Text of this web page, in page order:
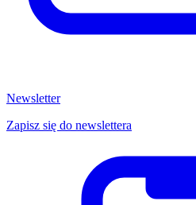
Newsletter
Zapisz się do newslettera